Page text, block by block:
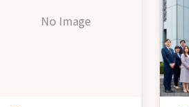
No Image